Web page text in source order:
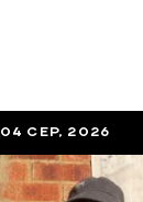
04 СЕР, 2026